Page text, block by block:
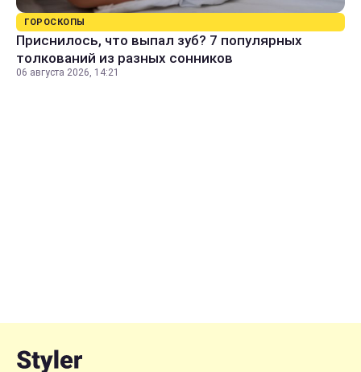
ГОРОСКОПЫ
Приснилось, что выпал зуб? 7 популярных
толкований из разных сонников
06 августа 2026, 14:21